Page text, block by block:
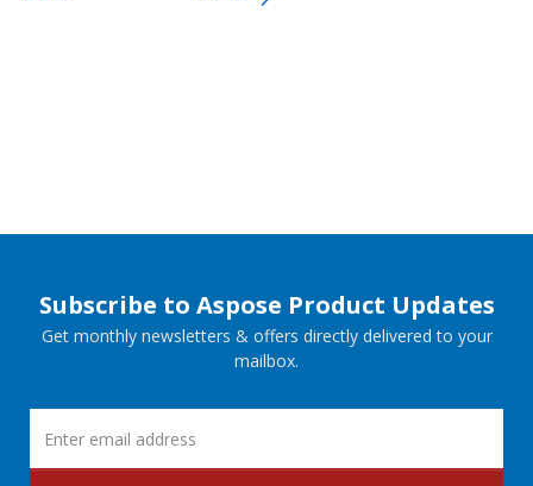
Subscribe to Aspose Product Updates
Get monthly newsletters & offers directly delivered to your
mailbox.